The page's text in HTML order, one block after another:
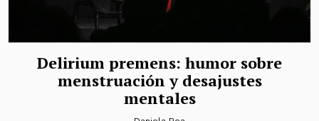
Delirium premens: humor sobre
menstruación y desajustes
mentales